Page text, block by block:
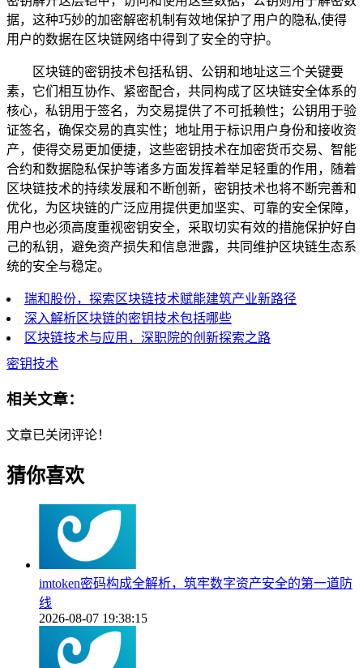
据，这种巧妙的加密解密机制有效地保护了用户的隐私,使得
用户的数据在区块链网络中得到了安全的守护。
区块链的密钥技术包括私钥、公钥和地址这三个关键要
素，它们相互协作、紧密配合，共同构成了区块链安全体系的
核心，私钥用于签名，为交易提供了不可抵赖性；公钥用于验
证签名，确保交易的真实性；地址用于标识用户身份和接收资
产，使得交易更加便捷，这些密钥技术在加密货币交易、智能
合约和数据隐私保护等诸多方面发挥着举足轻重的作用，随着
区块链技术的持续发展和不断创新，密钥技术也将不断完善和
优化，为区块链的广泛应用提供更加坚实、可靠的安全保障，
用户也必须高度重视密钥安全，采取切实有效的措施保护好自
己的私钥，避免资产损失和信息泄露，共同维护区块链生态系
统的安全与稳定。
瑞和股份，探索区块链技术赋能建筑产业新路径
深入解析区块链的密钥技术包括哪些
区块链技术与应用，深职院的创新探索之路
密钥技术
相关文章：
文章已关闭评论！
猜你喜欢
imtoken密码构成全解析，筑牢数字资产安全的第一道防
线
2026-08-07 19:38:15